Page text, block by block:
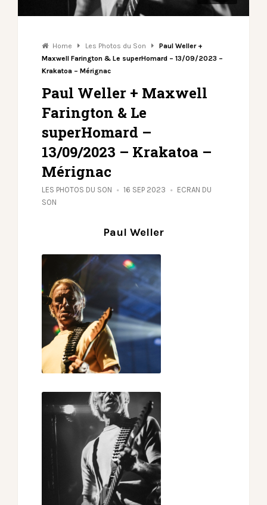
Home Les Photos du Son
Paul Weller +
Maxwell Farington & Le superHomard – 13/09/2023 –
Krakatoa – Mérignac
Paul Weller + Maxwell
Farington & Le
superHomard –
13/09/2023 – Krakatoa –
Mérignac
LES PHOTOS DU SON 16 SEP 2023
ECRAN DU
SON
Paul Weller